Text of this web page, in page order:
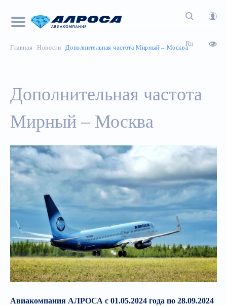
Ru
Главная Новости Дополнительная частота Мирный – Москва
Дополнительная частота
Мирный – Москва
Авиакомпания АЛРОСА с 01.05.2024 года по 28.09.2024